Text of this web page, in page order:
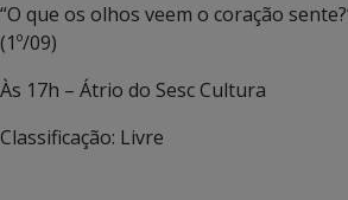
“O que os olhos veem o coração
(1º/09)
Às 17h – Átrio do Sesc Cultura
Classificação: Livre